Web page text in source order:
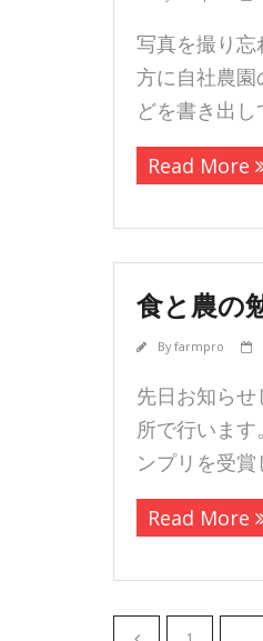
写真を撮り
方に自社農
どを書き出
Read More
食と農の
Byfarmpro
先日お知ら
所で行いま
ンプリを受
Read More